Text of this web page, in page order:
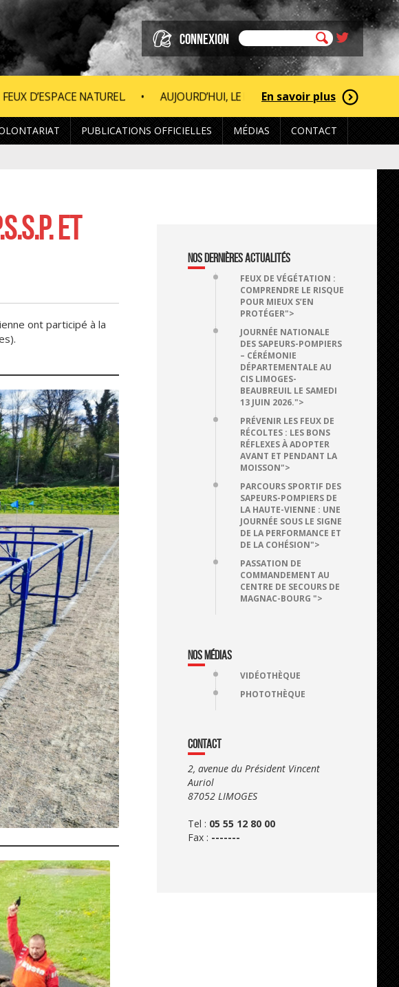
CONNEXION
•AUJOURD’HUI, LE DÉPARTEMENT DE LA HAUTE-VIENNE EST CLASSÉ EN
En savoir plus
PUBLICATIONS OFFICIELLES MÉDIAS CONTACT
ET
ont participé à la
NOS DERNIÈRES ACTUALITÉS
FEUX DE VÉGÉTATION :
COMPRENDRE LE RISQUE
POUR MIEUX S’EN
PROTÉGER">
JOURNÉE NATIONALE
DES SAPEURS-POMPIERS
– CÉRÉMONIE
DÉPARTEMENTALE AU
CIS LIMOGES-
BEAUBREUIL LE SAMEDI
13 JUIN 2026.">
PRÉVENIR LES FEUX DE
RÉCOLTES : LES BONS
RÉFLEXES À ADOPTER
AVANT ET PENDANT LA
MOISSON">
PARCOURS SPORTIF DES
SAPEURS-POMPIERS DE
LA HAUTE-VIENNE : UNE
JOURNÉE SOUS LE SIGNE
DE LA PERFORMANCE ET
DE LA COHÉSION">
PASSATION DE
COMMANDEMENT AU
CENTRE DE SECOURS DE
MAGNAC-BOURG ">
NOS MÉDIAS
VIDÉOTHÈQUE
PHOTOTHÈQUE
CONTACT
2, avenue du Président Vincent
Auriol
87052 LIMOGES
Tel : 05 55 12 80 00
Fax : -------